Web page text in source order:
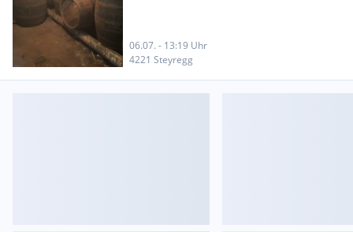
06.07. - 13:19 Uhr
4221 Steyregg